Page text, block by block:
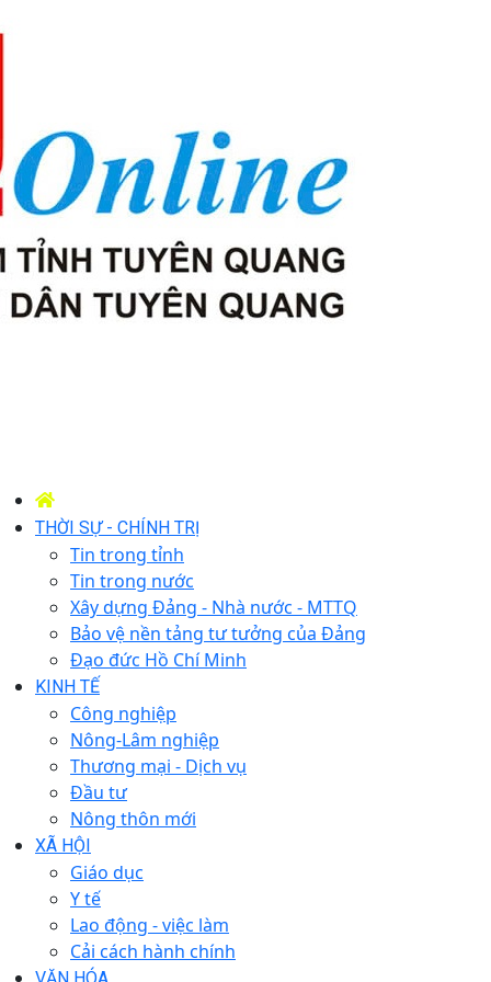
THỜI SỰ - CHÍNH TRỊ
Tin trong tỉnh
Tin trong nước
Xây dựng Đảng - Nhà nước - MTTQ
Bảo vệ nền tảng tư tưởng của Đảng
Đạo đức Hồ Chí Minh
KINH TẾ
Công nghiệp
Nông-Lâm nghiệp
Thương mại - Dịch vụ
Đầu tư
Nông thôn mới
XÃ HỘI
Giáo dục
Y tế
Lao động - việc làm
Cải cách hành chính